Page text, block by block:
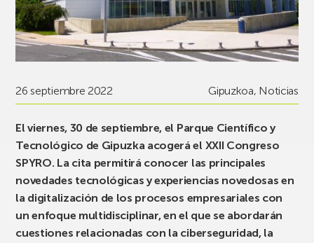
26 septiembre 2022 Gipuzkoa, Noticias
El viernes, 30 de septiembre, el Parque Científico y
Tecnológico de Gipuzka acogerá el XXII Congreso
SPYRO. La cita permitirá conocer las principales
novedades tecnológicas y experiencias novedosas en
la digitalización de los procesos empresariales con
un enfoque multidisciplinar, en el que se abordarán
cuestiones relacionadas con la ciberseguridad, la